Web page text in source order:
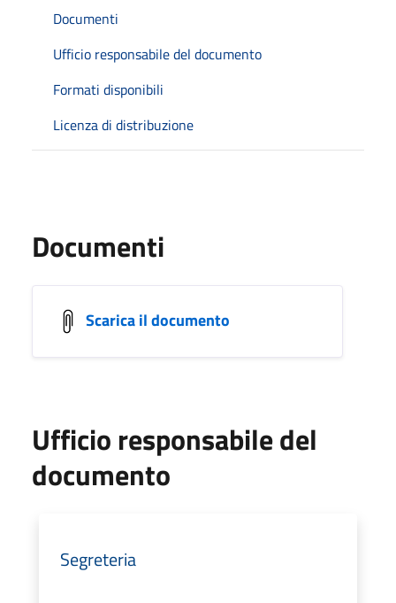
Documenti
Ufficio responsabile del documento
Formati disponibili
Licenza di distribuzione
Documenti
Scarica il documento
Ufficio responsabile del
documento
Segreteria